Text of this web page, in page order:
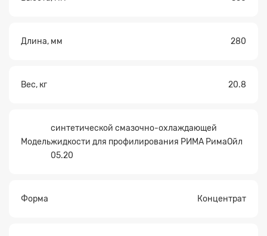
Длина, мм 280
Вес, кг 20.8
Модель
синтетической смазочно-охлаждающей
жидкости для профилирования РИМА РимаОйл
05.20
Форма Концентрат